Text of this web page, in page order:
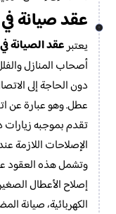
عقد صيانة
يعتبرعقد الصيانة
أصحاب المنازل
دون الحاجة إلى
عطل. وهو عبارة عن
تقدم بموجبه
الإصلاحات اللازمة
وتشمل هذه العقود
إصلاح الأعطال
الكهربائية، صيانة